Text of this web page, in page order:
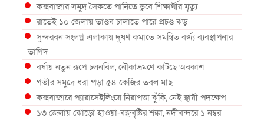
কক্সবাজার সমুদ্র সৈকতে পানিতে ডুবে শিক্ষার্থীর মৃত্যু
রাতেই ১০ জেলায় তাণ্ডব চালাতে পারে প্রচণ্ড ঝড়
সুন্দরবন সংলগ্ন এলাকায় দূষণ কমাতে সমন্বিত বর্জ্য ব্যবস্থাপনার
তাগিদ
বর্ষায় নতুন রূপে চলনবিল, নৌকাভ্রমণে কাটছে অবকাশ
গভীর সমুদ্রে ধরা পড়া ৫৪ কেজির তবল মাছ
কক্সবাজারে প্যারাসেইলিংয়ে নিরাপত্তা ঝুঁকি, নেই স্থায়ী পদক্ষেপ
১৩ জেলায় ঝোড়ো হাওয়া-বজ্রবৃষ্টির শঙ্কা, নদীবন্দরে ১ নম্বর